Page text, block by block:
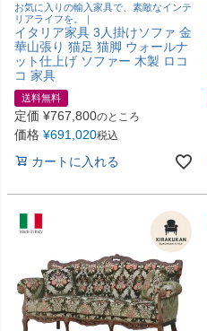
お気に入りの輸入家具で、素敵なインテ
リアライフを。｜
イタリア家具 3人掛けソファ 金
華山張り 猫足 猫脚 ウォールナ
ット仕上げ ソファー 木製 ロコ
コ 家具
送料無料
定価 ¥767,800のところ
価格 ¥691,020税込
カートに入れる